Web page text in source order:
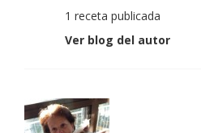
1 receta publicada
Ver blog del autor